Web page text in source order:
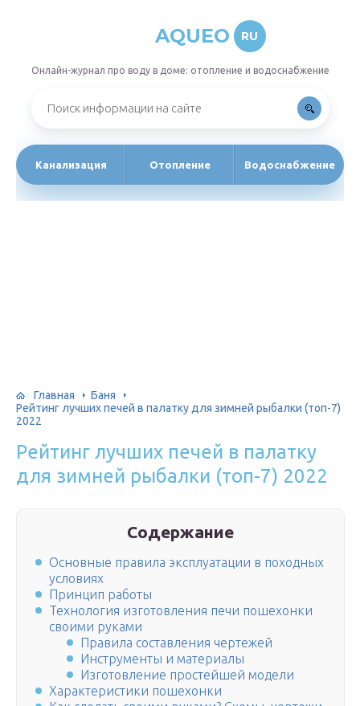
AQUEO RU
Онлайн-журнал про воду в доме: отопление и водоснабжение
Канализация Отопление Водоснабжение
Главная
Баня
Рейтинг лучших печей в палатку для зимней рыбалки (топ-7)
2022
Рейтинг лучших печей в палатку
для зимней рыбалки (топ-7) 2022
Содержание
Основные правила эксплуатации в походных
условиях
Принцип работы
Технология изготовления печи пошехонки
своими руками
Правила составления чертежей
Инструменты и материалы
Изготовление простейшей модели
Характеристики пошехонки